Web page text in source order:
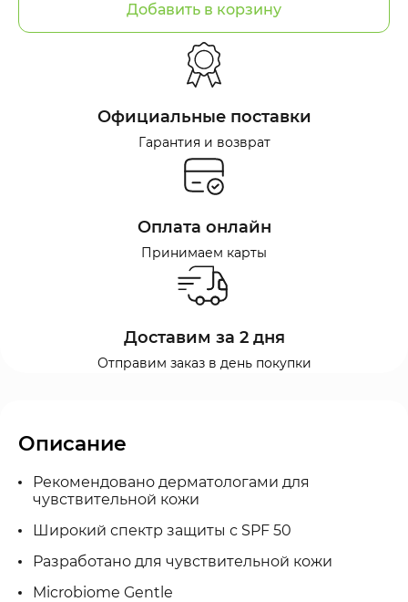
Добавить в корзину
Официальные поставки
Гарантия и возврат
Оплата онлайн
Принимаем карты
Доставим за 2 дня
Отправим заказ в день покупки
Описание
Рекомендовано дерматологами для
чувствительной кожи
Широкий спектр защиты с SPF 50
Разработано для чувствительной кожи
Microbiome Gentle